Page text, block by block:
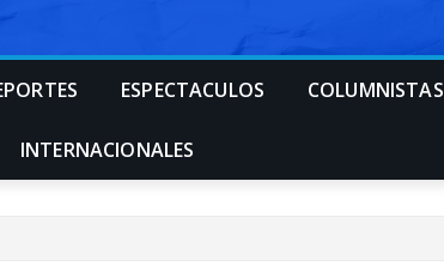
ESPECTACULOS COLUMNISTAS
INTERNACIONALES